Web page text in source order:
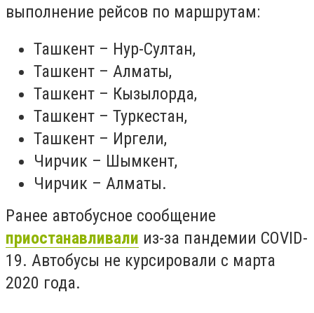
выполнение рейсов по маршрутам:
Ташкент – Нур-Султан,
Ташкент – Алматы,
Ташкент – Кызылорда,
Ташкент – Туркестан,
Ташкент – Иргели,
Чирчик – Шымкент,
Чирчик – Алматы.
Ранее автобусное сообщение
приостанавливали из-за пандемии COVID-
19. Автобусы не курсировали с марта
2020 года.